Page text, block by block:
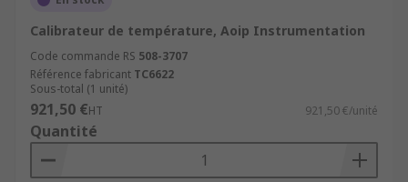
Calibrateur de température, Aoip Instrumentation
Code commande RS 508-3707
Référence fabricant TC6622
Sous-total (1 unité)
921,50 €HT 921,50 €/unité
Quantité